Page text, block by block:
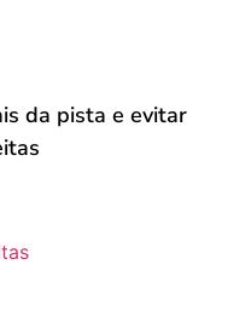
da pista e evitar